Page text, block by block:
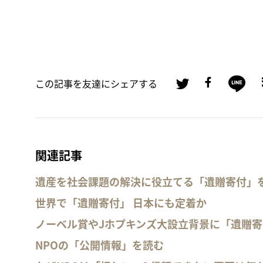
この記事を友達にシェアする
関連記事
遺産を社会課題の解決に役立てる「遺贈寄付」
世界で「遺贈寄付」 日本にも定着か
ノーベル賞やJホプキンズ大設立背景に「遺贈寄
NPOの「公開情報」を読む